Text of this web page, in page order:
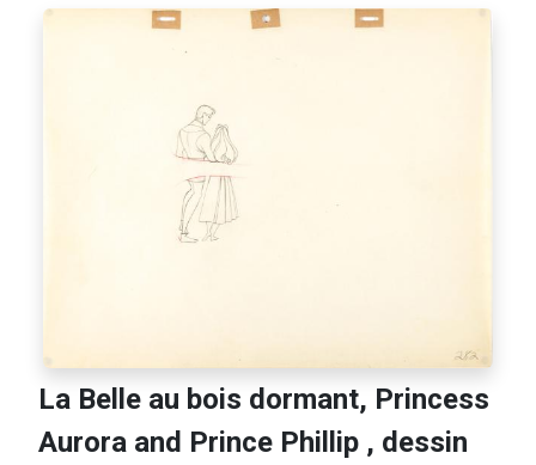
La Belle au bois dormant, Princess
Aurora and Prince Phillip , dessin